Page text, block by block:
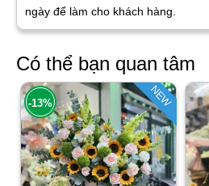
ngày để làm cho khách hàng.
Có thể bạn quan tâm
NEW
-13%